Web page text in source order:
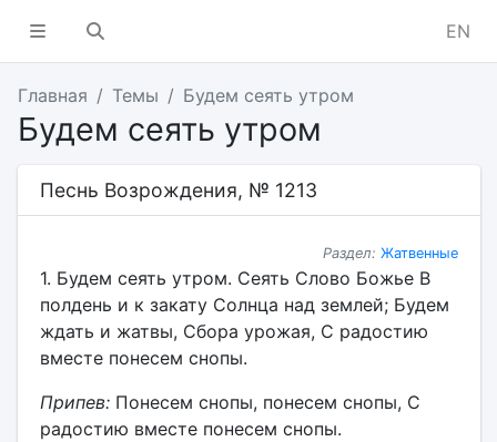
EN
Главная Темы Будем сеять утром
Будем сеять утром
Песнь Возрождения, № 1213
Раздел: Жатвенные
1. Будем сеять утром. Сеять Слово Божье В
полдень и к закату Солнца над землей; Будем
ждать и жатвы, Сбора урожая, С радостию
вместе понесем снопы.
Припев:Понесем снопы, понесем снопы, С
радостию вместе понесем снопы.